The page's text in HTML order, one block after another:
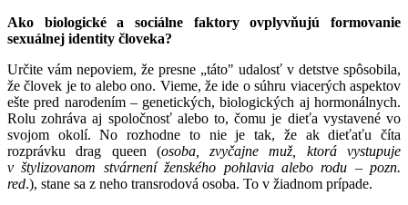
Ako biologické a sociálne faktory ovplyvňujú formovanie
sexuálnej identity človeka?
Určite vám nepoviem, že presne „táto" udalosť v detstve spôsobila,
že človek je to alebo ono. Vieme, že ide o súhru viacerých aspektov
ešte pred narodením – genetických, biologických aj hormonálnych.
Rolu zohráva aj spoločnosť alebo to, čomu je dieťa vystavené vo
svojom okolí. No rozhodne to nie je tak, že ak dieťaťu číta
rozprávku drag queen (osoba, zvyčajne muž, ktorá vystupuje
v štylizovanom stvárnení ženského pohlavia alebo rodu – pozn.
red.), stane sa z neho transrodová osoba. To v žiadnom prípade.